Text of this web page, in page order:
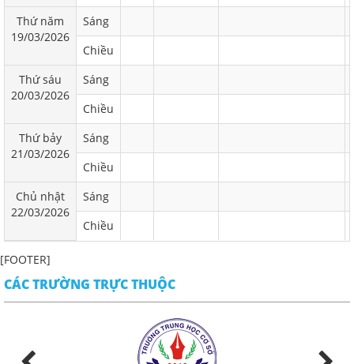
Thứ năm
19/03/2026
Sáng
Chiều
Thứ sáu
20/03/2026
Sáng
Chiều
Thứ bảy
21/03/2026
Sáng
Chiều
Chủ nhật
22/03/2026
Sáng
Chiều
[FOOTER]
CÁC TRƯỜNG TRỰC THUỘC